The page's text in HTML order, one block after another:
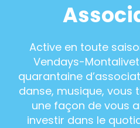
Active en toute
Vendays-
quarantaine
danse, musique, vous
une façon de vous
investir dans le